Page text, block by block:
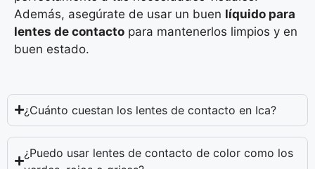
Además, asegúrate de usar un buen líquido para
lentes de contacto para mantenerlos limpios y en
buen estado.
¿Cuánto cuestan los lentes de contacto en Ica?
¿Puedo usar lentes de contacto de color como los